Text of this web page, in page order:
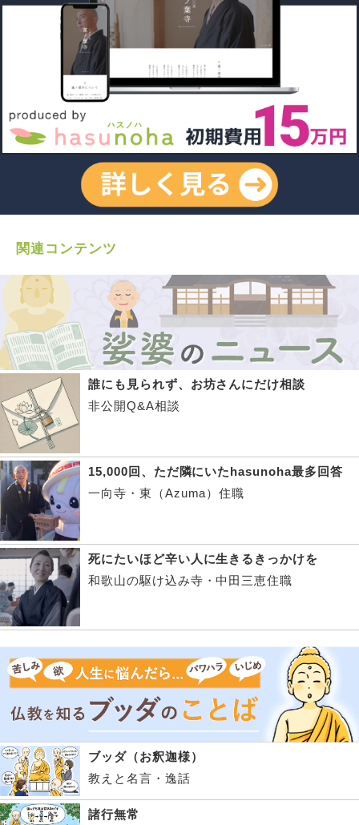
関連コンテンツ
誰にも見られず、お坊さんにだけ相談
非公開Q&A相談
15,000回、ただ隣にいたhasunoha最多回答
一向寺・東（Azuma）住職
死にたいほど辛い人に生きるきっかけを
和歌山の駆け込み寺・中田三恵住職
ブッダ（お釈迦様）
教えと名言・逸話
諸行無常